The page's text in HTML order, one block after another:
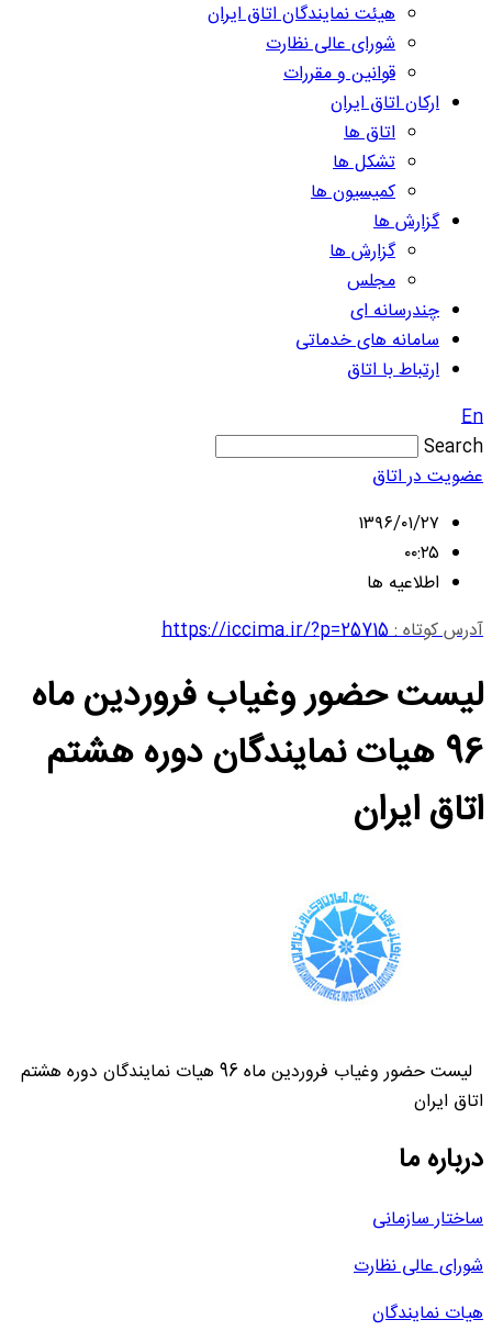
هیئت نمایندگان اتاق ایران
شورای عالی نظارت
قوانین و مقررات
ارکان اتاق ایران
اتاق ها
تشکل ها
کمیسیون ها
گزارش ها
گزارش ها
مجلس
چندرسانه ای
سامانه های خدماتی
ارتباط با اتاق
En
Search
عضویت در اتاق
۱۳۹۶/۰۱/۲۷
۰۰:۲۵
اطلاعیه ها
آدرس کوتاه :https://iccima.ir/?p=25715
لیست حضور وغیاب فروردین ماه
96 هیات نمایندگان دوره هشتم
اتاق ایران
لیست حضور وغیاب فروردین ماه 96 هیات نمایندگان دوره هشتم
اتاق ایران
درباره ما
ساختار سازمانی
شورای عالی نظارت
هیات نمایندگان